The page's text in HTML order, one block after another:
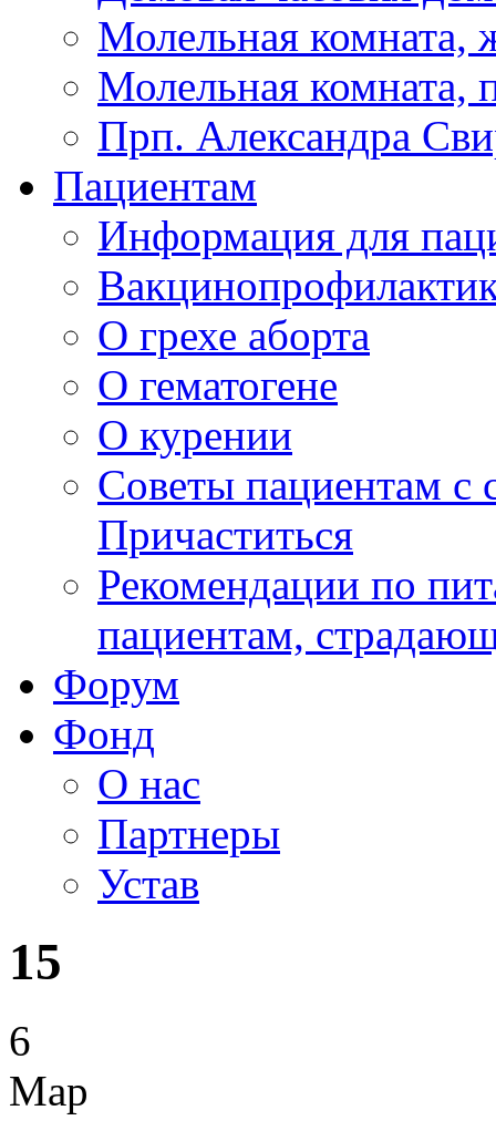
Молельная комната,
Молельная комната,
Прп. Александра
Пациентам
Информация для
О грехе аборта
О гематогене
О курении
Советы пациентам
Причаститься
Рекомендации по
пациентам,
Форум
Фонд
О нас
Партнеры
Устав
15
6
Мар